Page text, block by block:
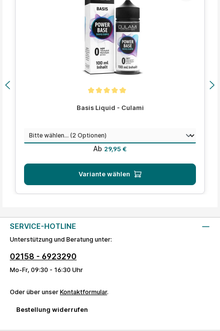
Basis Liquid - Culami
Mengeauswählen
Regulärer Preis:
Ab 29,95 €
Variante wählen
SERVICE-HOTLINE
Unterstützung und Beratung unter:
02158 - 6923290
Mo-Fr, 09:30 - 16:30 Uhr
Oder über unser Kontaktformular.
Bestellung widerrufen